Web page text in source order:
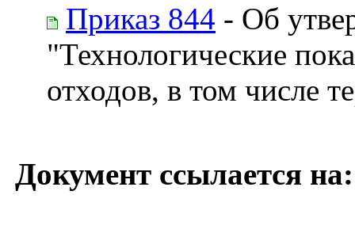
Приказ 844 - Об
"Технологические
отходов, в том числе
Документ ссылается на: